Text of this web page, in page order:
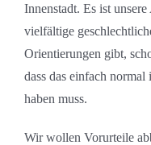
Innenstadt. Es ist
vielfältige
Orientierungen gibt,
dass das einfach
haben muss.
Wir wollen Vorurteile